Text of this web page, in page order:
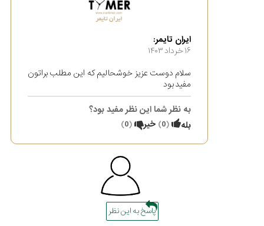
ایران تایمر:
۱۶ خرداد ۱۴۰۳
سلام دوست عزیز خوشحالیم که این مطلب براتون
مفید بود
به نظر شما این نظر مفید بود؟
بله
(
0
) خیر (
0
)
پاسخ به این نظر